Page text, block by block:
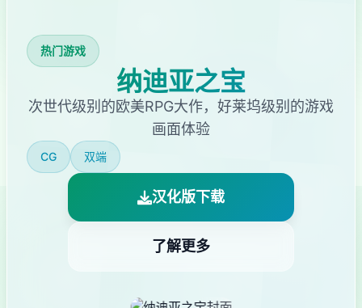
热门游戏
纳迪亚之宝
次世代级别的欧美RPG大作，好莱坞级别的游戏
画面体验
CG 双端
汉化版下载
了解更多